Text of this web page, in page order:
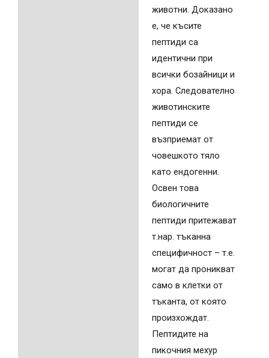
животни. Доказано
е, че късите
пептиди са
идентични при
всички бозайници и
хора. Следователно
животинските
пептиди се
възприемат от
човешкото тяло
като ендогенни.
Освен това
биологичните
пептиди притежават
т.нар. тъканна
специфичност – т.е.
могат да проникват
само в клетки от
тъканта, от която
произхождат.
Пептидите на
пикочния мехур